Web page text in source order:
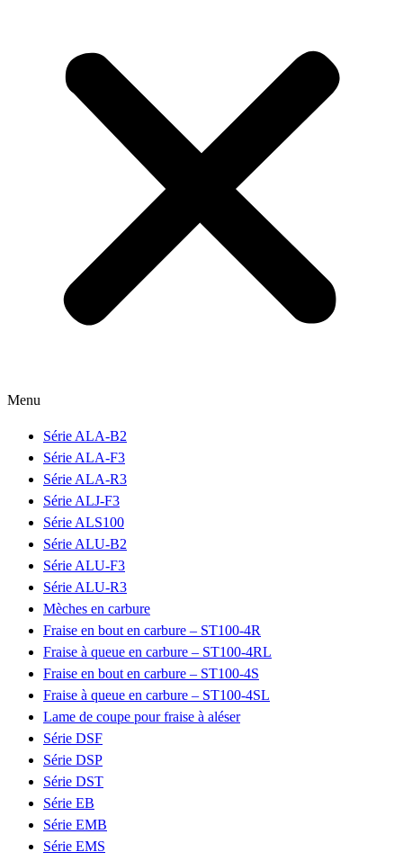
Menu
Série ALA-B2
Série ALA-F3
Série ALA-R3
Série ALJ-F3
Série ALS100
Série ALU-B2
Série ALU-F3
Série ALU-R3
Mèches en carbure
Fraise en bout en carbure – ST100-4R
Fraise à queue en carbure – ST100-4RL
Fraise en bout en carbure – ST100-4S
Fraise à queue en carbure – ST100-4SL
Lame de coupe pour fraise à aléser
Série DSF
Série DSP
Série DST
Série EB
Série EMB
Série EMS